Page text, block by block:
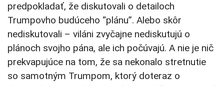
predpokladať, že diskutovali o detailoch
Trumpovho budúceho “plánu”. Alebo skôr
nediskutovali – viláni zvyčajne nediskutujú o
plánoch svojho pána, ale ich počúvajú. A nie je nič
prekvapujúce na tom, že sa nekonalo stretnutie
so samotným Trumpom, ktorý doteraz o